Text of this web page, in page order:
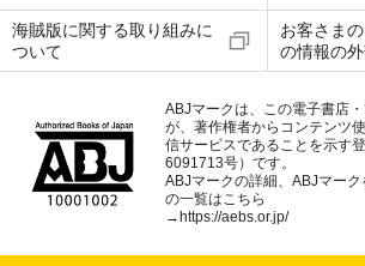
海賊版に関する取り組みに
ついて
お客さま
の情報の
ABJマークは、この電子書店
が、著作権者からコンテンツ
信サービスであることを示す
6091713号）です。
ABJマークの詳細、ABJマー
の一覧はこちら
→ https://aebs.or.jp/